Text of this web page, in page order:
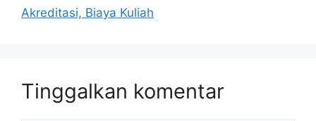
Akreditasi, Biaya Kuliah
Tinggalkan komentar